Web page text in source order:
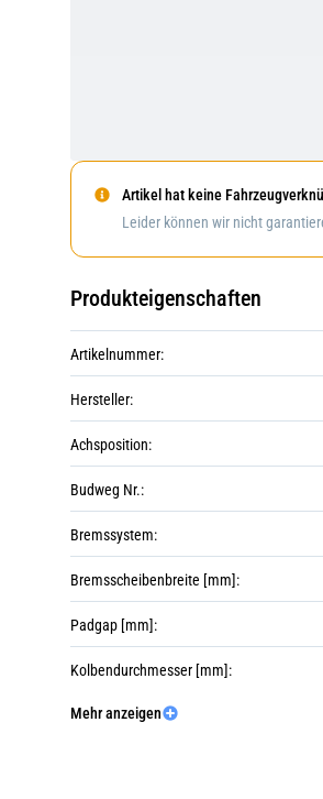
Artikel hat keine
Leider können wir nicht
Produkteigenschaften
Artikelnummer:
Hersteller:
Achsposition:
Budweg Nr.:
Bremssystem:
Bremsscheibenbreite [mm]:
Padgap [mm]:
Kolbendurchmesser [mm]:
Kolbenanzahl:
Mehr anzeigen